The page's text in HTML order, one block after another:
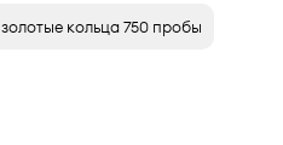
золотые кольца 750 пробы